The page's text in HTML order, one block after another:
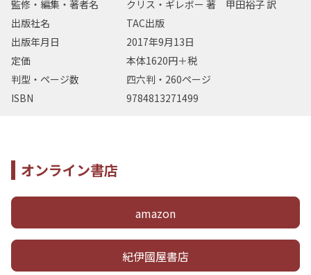
監修・編集・著者名
クリス・ギレボー 著 甲田裕子 訳
出版社名
TAC出版
出版年月日
2017年9月13日
定価
本体1620円＋税
判型・ページ数
四六判・260ページ
ISBN
9784813271499
オンライン書店
amazon
紀伊國屋書店